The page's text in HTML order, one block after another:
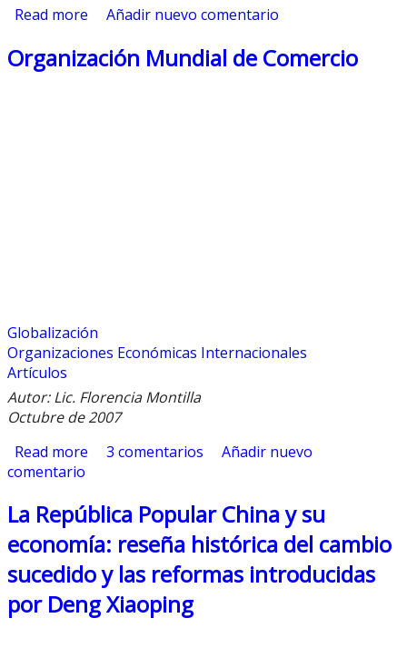
Read more about Teoría del Tiempo Económico
Añadir nuevo comentario
Organización Mundial de Comercio
Globalización
Organizaciones Económicas Internacionales
Artículos
Autor: Lic. Florencia Montilla
Octubre de 2007
Read more about Organización Mundial de Comercio
3 comentarios
Añadir nuevo
comentario
La República Popular China y su
economía: reseña histórica del cambio
sucedido y las reformas introducidas
por Deng Xiaoping